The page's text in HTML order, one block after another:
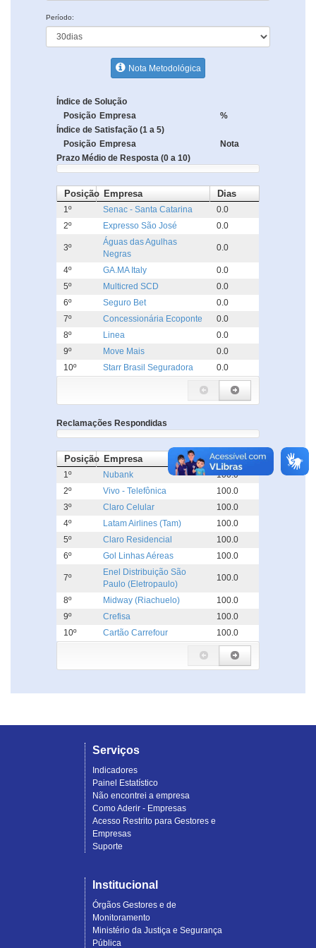
Período:
Nota Metodológica
Índice de Solução
Posição Empresa
%
Índice de Satisfação (1 a 5)
Posição Empresa
Nota
Prazo Médio de Resposta (0 a 10)
Posição Empresa Dias
1º Senac - Santa Catarina
0.0
2º
Expresso São José 0.0
3º
Águas das Agulhas
Negras
0.0
4º GA.MA Italy
0.0
5º
Multicred SCD
0.0
6º
Seguro Bet
0.0
7º
Concessionária Ecoponte
0.0
8º
Linea
0.0
9º
Move Mais
0.0
10º
Starr Brasil Seguradora 0.0
Reclamações Respondidas
Posição Empresa %
1º Nubank
100.0
2º
Vivo - Telefônica
100.0
3º
Claro Celular
100.0
4º
Latam Airlines (Tam)
100.0
5º
Claro Residencial
100.0
6º
Gol Linhas Aéreas 100.0
7º
Enel Distribuição São
Paulo (Eletropaulo)
100.0
8º Midway (Riachuelo)
100.0
9º
Crefisa
100.0
10º
Cartão Carrefour 100.0
Serviços
Indicadores
Painel Estatístico
Não encontrei a empresa
Como Aderir - Empresas
Acesso Restrito para Gestores e
Empresas
Suporte
Institucional
Órgãos Gestores e de
Monitoramento
Ministério da Justiça e Segurança
Pública